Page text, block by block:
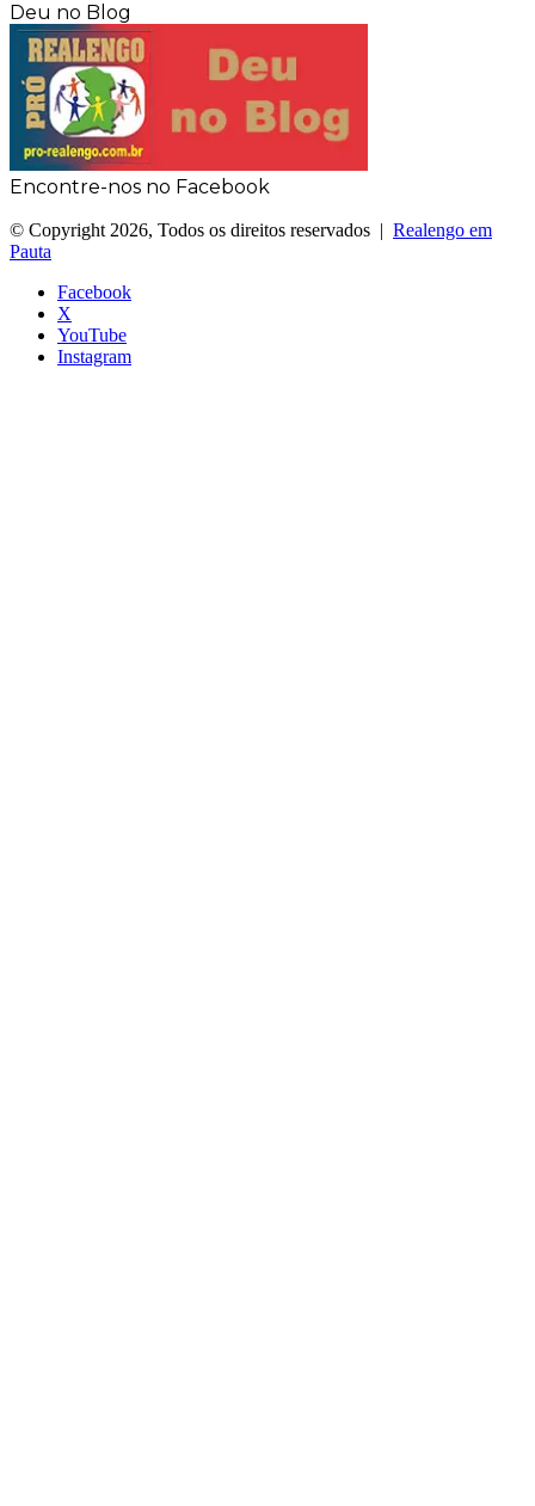
Deu no Blog
Encontre-nos no Facebook
© Copyright 2026, Todos os direitos reservados | Realengo em
Pauta
Facebook
X
YouTube
Instagram